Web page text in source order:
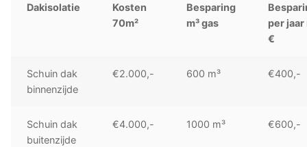
Dakisolatie
Kosten
70m²
Besparing
m³ gas
per jaar
€
Schuin dak
binnenzijde
€2.000,- 600 m³ €400,-
Schuin dak
buitenzijde
€4.000,- 1000 m³ €600,-